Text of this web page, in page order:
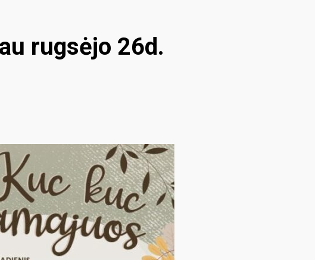
rugsėjo 26d.